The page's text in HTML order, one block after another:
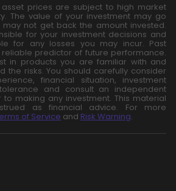
asset prices are subject to high market
The value of your investment may go
not get back the amount invested.
for your investment decisions and
for any losses you may incur. Past
predictor of future performance.
in products you are familiar with and
the risks. You should carefully consider
financial situation, investment
and consult an independent
making any investment. This material
as financial advice. For more
of Service and Risk Warning.